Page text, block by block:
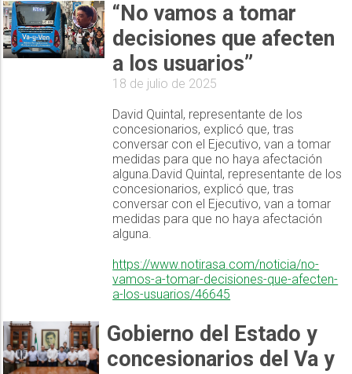
“No vamos a tomar
decisiones que afecten
a los usuarios”
18 de julio de 2025
David Quintal, representante de los
concesionarios, explicó que, tras
conversar con el Ejecutivo, van a tomar
medidas para que no haya afectación
alguna.David Quintal, representante de los
concesionarios, explicó que, tras
conversar con el Ejecutivo, van a tomar
medidas para que no haya afectación
alguna.
https://www.notirasa.com/noticia/no-
vamos-a-tomar-decisiones-que-afecten-
a-los-usuarios/46645
Gobierno del Estado y
concesionarios del Va y